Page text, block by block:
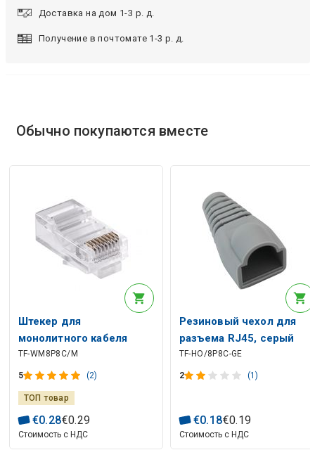
Доставка на дом 1-3 р. д.
Получение в почтомате 1-3 р. д.
Обычно покупаются вместе
Штекер для
монолитного кабеля
RJ45 WM8p8c
TF-WM8P8C/M
5 (2)
ТОП товар
€0.28€0.29
Стоимость с НДС
Резиновый чехол для
разъема RJ45, серый
TF-HO/8P8C-GE
2 (1)
€0.18€0.19
Стоимость с НДС